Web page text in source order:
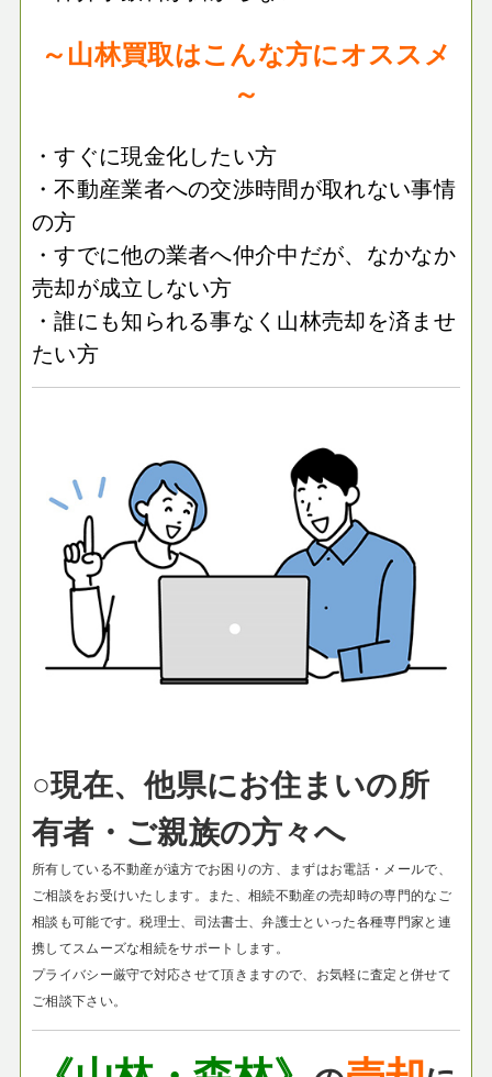
～山林買取はこんな方にオススメ
～
・すぐに現金化したい方
・不動産業者への交渉時間が取れない事情
の方
・すでに他の業者へ仲介中だが、なかなか
売却が成立しない方
・誰にも知られる事なく山林売却を済ませ
たい方
○現在、他県にお住まいの所
有者・ご親族の方々へ
所有している不動産が遠方でお困りの方、まずはお電話・メールで、
ご相談をお受けいたします。
また、相続不動産の売却時の専門的なご
相談も可能です。税理士、司法書士、弁護士といった各種専門家と連
携してスムーズな相続をサポートします。
プライバシー厳守で対応させて頂きますので、お気軽に査定と併せて
ご相談下さい。